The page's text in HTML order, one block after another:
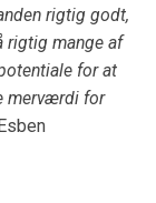
rigtig godt,
rigtig mange af
for at
merværdi for